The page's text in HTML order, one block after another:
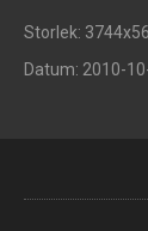
Storlek:
Datum: 2010-